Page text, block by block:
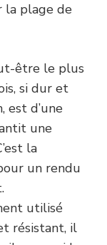
la plage de
être le plus
si dur et
est d’une
une
la
un rendu
utilisé
résistant, il